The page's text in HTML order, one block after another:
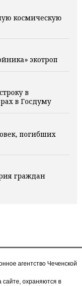
космическую
экотроп
в
в Госдуму
погибших
граждан
агентство Чеченской
охраняются в